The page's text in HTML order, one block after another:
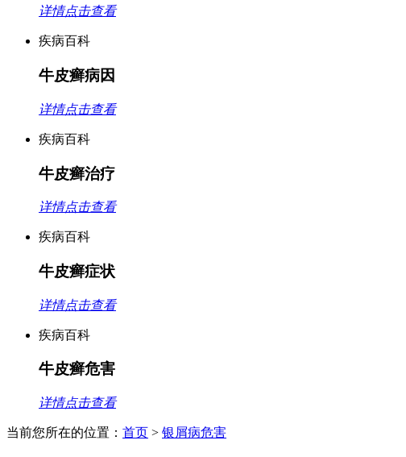
详情点击查看
疾病百科
牛皮癣病因
详情点击查看
疾病百科
牛皮癣治疗
详情点击查看
疾病百科
牛皮癣症状
详情点击查看
疾病百科
牛皮癣危害
详情点击查看
当前您所在的位置： 首页 > 银屑病危害